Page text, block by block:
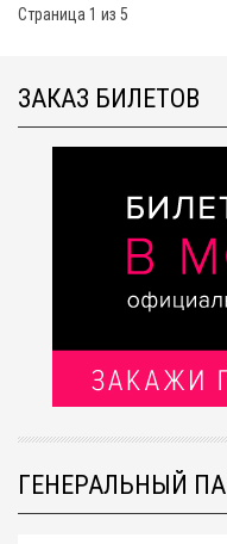
Страница 1 из 5
ЗАКАЗ БИЛЕТОВ
ГЕНЕРАЛЬНЫЙ